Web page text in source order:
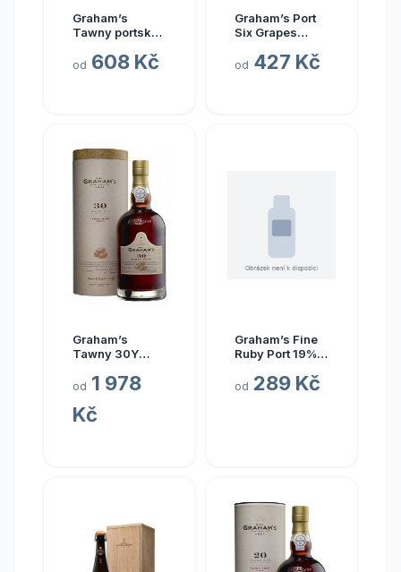
Graham’s
Tawny portské
(holá láhev)
od 608 Kč
Graham’s Port
Six Grapes
0,75 l (holá
od 427 Kč
Graham’s
Tawny 30Y
(tuba)
od 1 978
Kč
Graham’s Fine
Ruby Port 19%
láhev)
od 289 Kč